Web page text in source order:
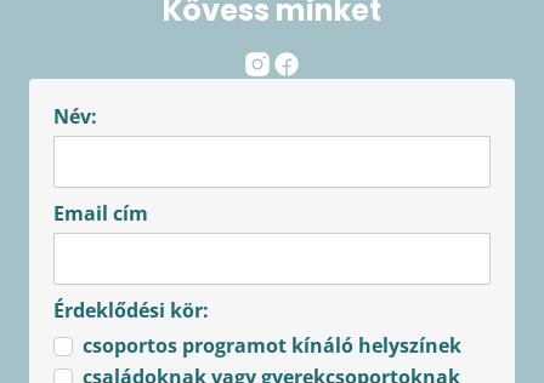
Kövess minket
Név:
Email cím
Érdeklődési kör:
csoportos programot kínáló helyszínek
családoknak vagy gyerekcsoportoknak